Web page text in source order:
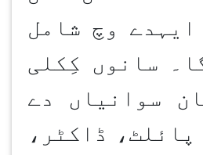
ایہدے وچ شامل
سانوں کِکلی
سوانیاں دے
پائلٹ، ڈاکٹر،